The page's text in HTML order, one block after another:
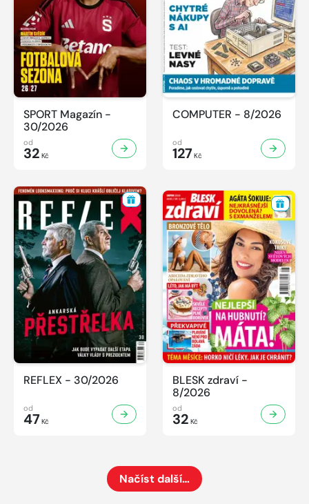
SPORT Magazín -
30/2026
od
32 Kč
COMPUTER - 8/2026
od
127Kč
REFLEX - 30/2026
od
47 Kč
BLESK zdraví -
8/2026
od
32 Kč
Načíst další…